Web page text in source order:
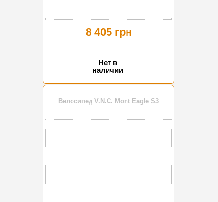
8 405 грн
Нет в
наличии
Велосипед V.N.C. Mont Eagle S3